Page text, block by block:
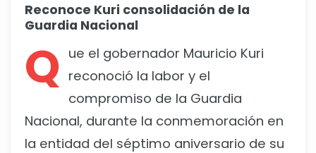
Reconoce Kuri consolidación de la
Guardia Nacional
Q ue el gobernador Mauricio Kuri
reconoció la labor y el
compromiso de la Guardia
Nacional, durante la conmemoración en
la entidad del séptimo aniversario de su